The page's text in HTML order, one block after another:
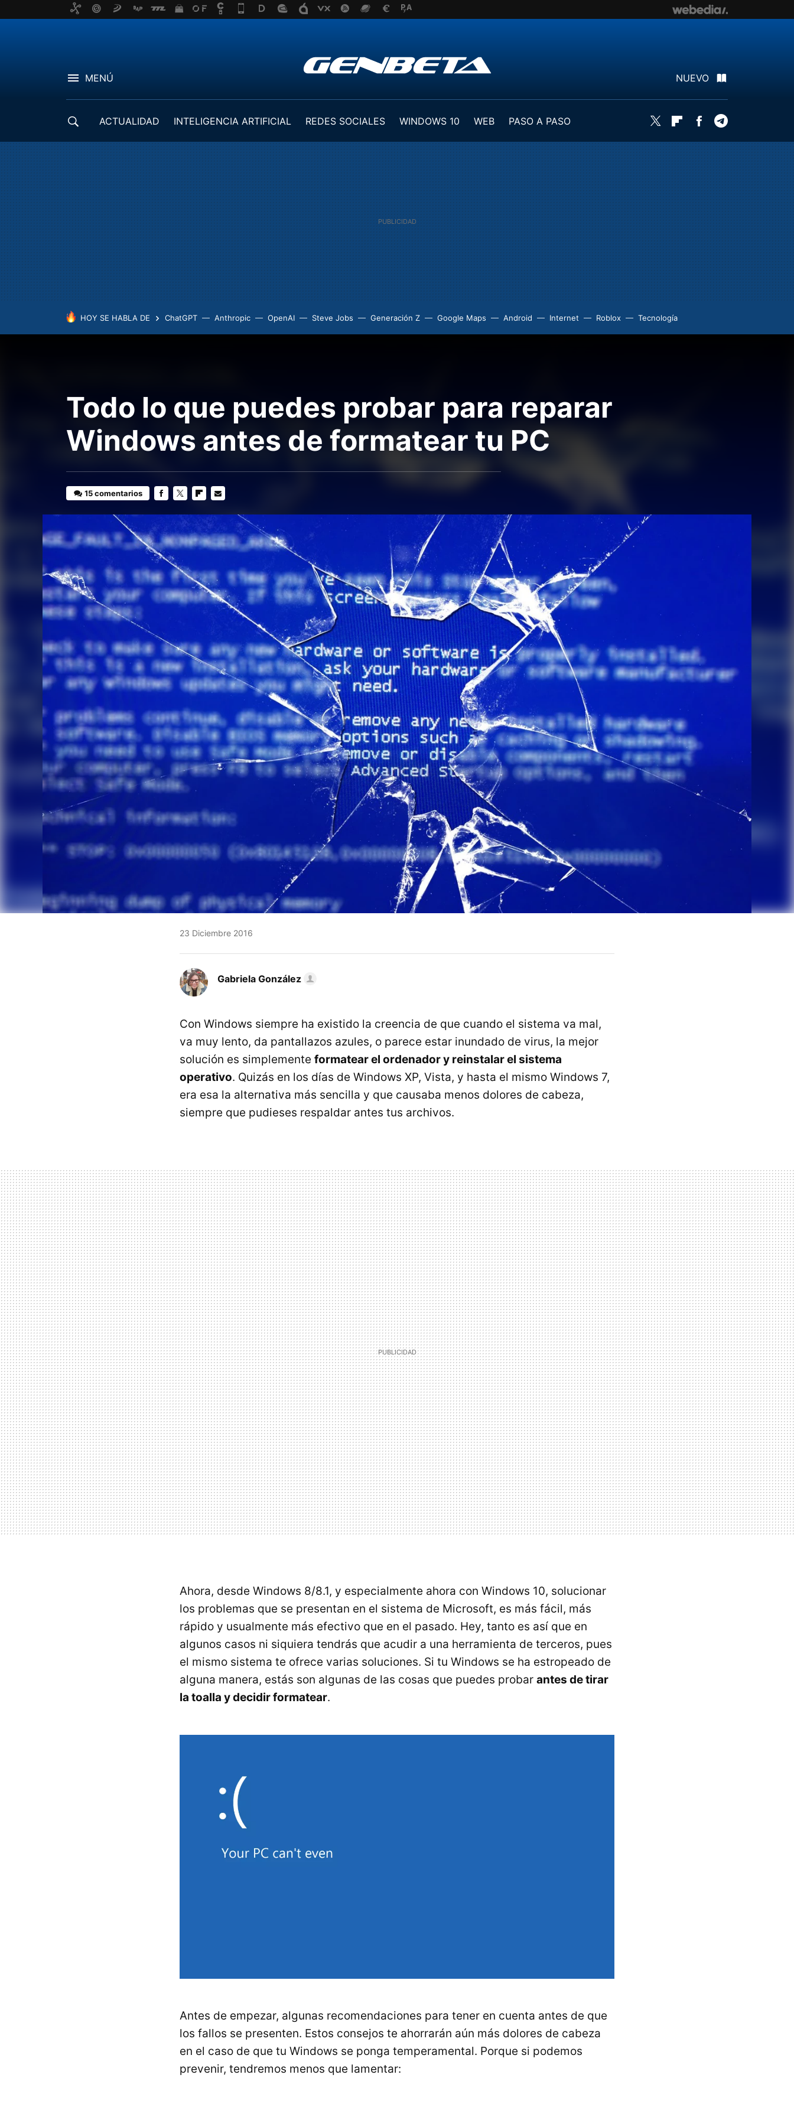
MENÚ NUEVO
ACTUALIDAD INTELIGENCIA ARTIFICIAL REDES SOCIALES WINDOWS 10 WEB
PASO A PASO
Twitter FlipboardFacebook
HOY SE HABLA DE ChatGPT Anthropic OpenAI Steve Jobs Generación Z Google Maps Android Internet Roblox Tecnología
Todo lo que puedes probar para reparar
Windows antes de formatear tu PC
15 comentarios
23 Diciembre 2016
Gabriela González
Con Windows siempre ha existido la creencia de que cuando el sistema va mal,
va muy lento, da pantallazos azules, o parece estar inundado de virus, la mejor
solución es simplemente formatear el ordenador y reinstalar el sistema
operativo. Quizás en los días de Windows XP, Vista, y hasta el mismo Windows 7,
era esa la alternativa más sencilla y que causaba menos dolores de cabeza,
siempre que pudieses respaldar antes tus archivos.
Ahora, desde Windows 8/8.1, y especialmente ahora con Windows 10, solucionar
los problemas que se presentan en el sistema de Microsoft, es más fácil, más
rápido y usualmente más efectivo que en el pasado. Hey, tanto es así que en
algunos casos ni siquiera tendrás que acudir a una herramienta de terceros, pues
el mismo sistema te ofrece varias soluciones. Si tu Windows se ha estropeado de
alguna manera, estás son algunas de las cosas que puedes probar antes de tirar
la toalla y decidir formatear.
Antes de empezar, algunas recomendaciones para tener en cuenta antes de que
los fallos se presenten. Estos consejos te ahorrarán aún más dolores de cabeza
en el caso de que tu Windows se ponga temperamental. Porque si podemos
prevenir, tendremos menos que lamentar: